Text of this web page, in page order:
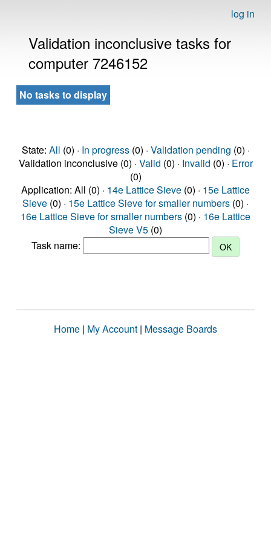
log in
Validation inconclusive tasks for
computer 7246152
No tasks to display
State: All (0) · In progress(0) · Validation pending (0) ·
Validation inconclusive (0) · Valid (0) · Invalid (0) · Error
(0)
Application: All (0) · 14e Lattice Sieve (0) · 15e Lattice
Sieve (0) · 15e Lattice Sieve for smaller numbers (0) ·
16e Lattice Sieve for smaller numbers (0) · 16e Lattice
Sieve V5 (0)
Task name:
Home | My Account | Message Boards